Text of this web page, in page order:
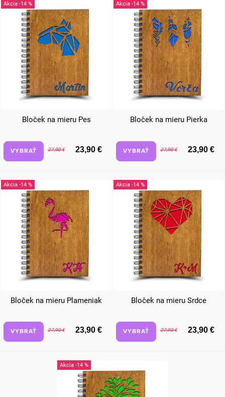
-14 %
Bloček na mieru Pes
27,90 € 23,90 €
VYBRAŤ
-14 %
Bloček na mieru Pierka
27,90 € 23,90 €
VYBRAŤ
-14 %
Bloček na mieru Plameniak
27,90 € 23,90 €
VYBRAŤ
-14 %
Bloček na mieru Srdce
27,90 € 23,90 €
VYBRAŤ
-14 %